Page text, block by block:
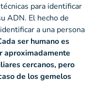
para identificar
ADN. El hecho de
a una persona
ser humano es
aproximadamente
cercanos, pero
de los gemelos